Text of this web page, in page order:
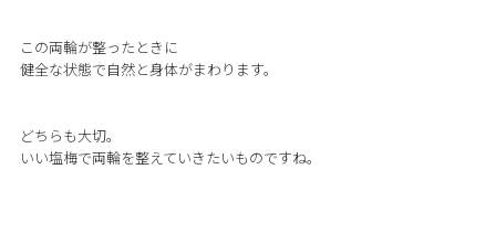
この両輪が整ったときに
健全な状態で自然と身体がまわります。
どちらも大切。
いい塩梅で両輪を整えていきたいものですね。